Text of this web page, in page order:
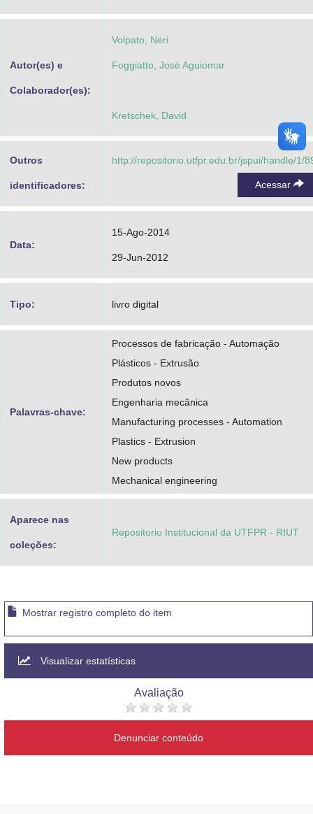
Autor(es) e
Colaborador(es):
Volpato, Neri
Foggiatto, José Aguiomar
Kretschek, David
Outros
identificadores:
http://repositorio.utfpr.edu.br/jspui/handle/1/
Acessar
Data:
15-Ago-2014
29-Jun-2012
Tipo: livro digital
Palavras-chave:
Processos de fabricação - Automação
Plásticos - Extrusão
Produtos novos
Engenharia mecânica
Manufacturing processes - Automation
Plastics - Extrusion
New products
Mechanical engineering
Aparece nas
coleções:
Repositorio Institucional da UTFPR - RIUT
Mostrar registro completo do item
Visualizar estatísticas
Avaliação
Denunciar conteúdo